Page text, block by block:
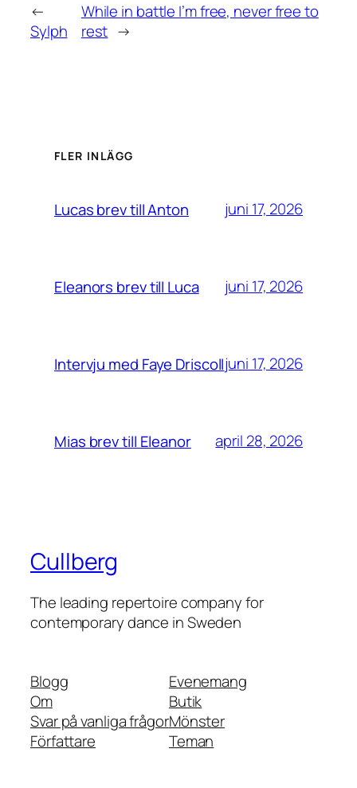
←
Sylph
While in battle I’m free, never free to
rest →
FLER INLÄGG
Lucas brev till Anton juni 17, 2026
Eleanors brev till Luca juni 17, 2026
Intervju med Faye Driscolljuni 17, 2026
Mias brev till Eleanor april 28, 2026
Cullberg
The leading repertoire company for
contemporary dance in Sweden
Blogg
Om
Svar på vanliga frågor
Författare
Evenemang
Butik
Mönster
Teman